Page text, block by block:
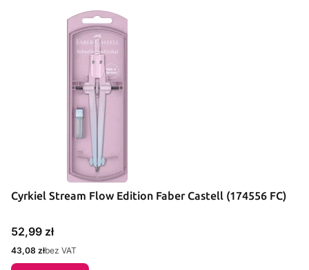
Cyrkiel Stream Flow Edition Faber Castell (174556 FC)
Cena
52,99 zł
Cena
43,08 złbez VAT